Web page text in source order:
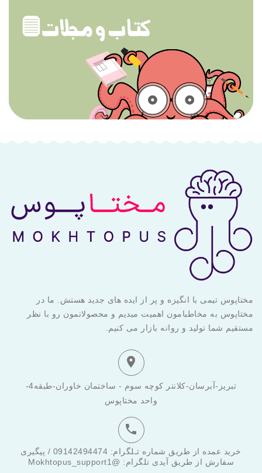
مختاپوس تیمی با انگیزه و پر از ایده های جدید هستش. ما در
مختاپوس به مخاطبامون اهمیت میدیم و محصولاتمون رو با نظر
مستقیم شما تولید و روانه بازار می کنیم.

تبریز-آبرسان-کلانتر کوچه سوم - ساختمان خاوران-طبقه4-
واحد مختاپوس

خرید عمده از طریق شماره تـلگرام: 09142494474 / پیگیری
سفارش از طریق آیدی تلگرام: @Mokhtopus_support1